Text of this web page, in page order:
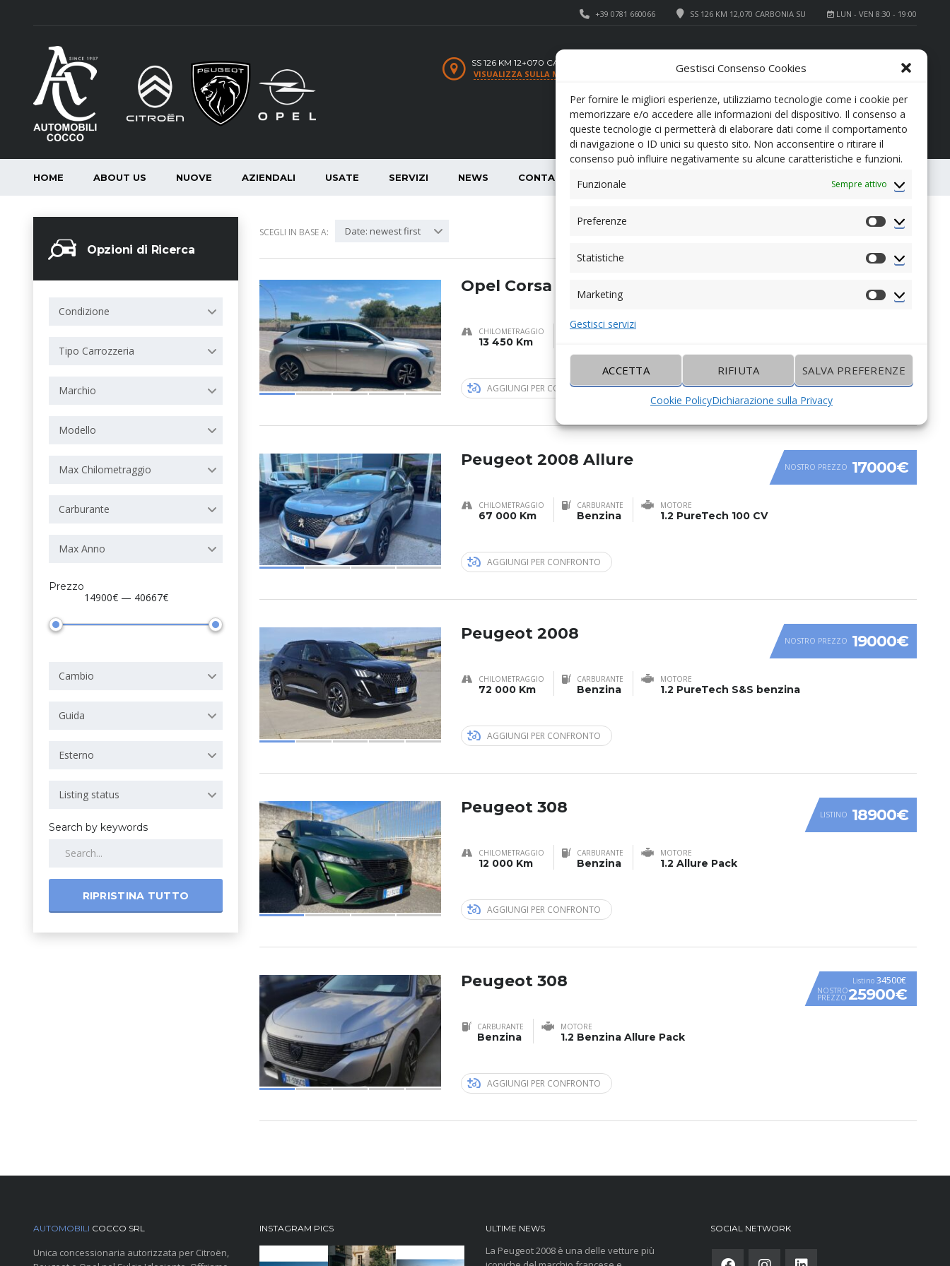
Gestisci Consenso Cookies
Per fornire le migliori esperienze, utilizziamo tecnologie come i cookie per
memorizzare e/o accedere alle informazioni del dispositivo. Il consenso a
queste tecnologie ci permetterà di elaborare dati come il comportamento
di navigazione o ID unici su questo sito. Non acconsentire o ritirare il
consenso può influire negativamente su alcune caratteristiche e funzioni.
Funzionale
Sempre attivo
Preferenze
Preferenze
Statistiche
Statistiche
Marketing
Marketing
Gestisci servizi
ACCETTA RIFIUTA SALVA PREFERENZE
Cookie PolicyDichiarazione sulla Privacy
LUN - VEN 8:30 - 19:00
SS 126 KM 12,070 CARBONIA SU
+39 0781 660066
SERVICE +39 0781 660066
SS 126 KM 12+070 CARBONIA SU
VISUALIZZA SULLA MAPPA
HOME ABOUT US NUOVE AZIENDALI USATE SERVIZI NEWS CONTATTI
Opzioni di Ricerca
Condizione
Tipo Carrozzeria
Marchio
Modello
Max Chilometraggio
Carburante
Max Anno
Prezzo
14900€ — 40667€
Cambio
Guida
Esterno
Listing status
Search by keywords
RIPRISTINA TUTTO
SCEGLI IN BASE A: Date: newest first
16000€
Opel Corsa
CHILOMETRAGGIO
13 450 Km
CARBURANTE
AGGIUNGI PER CONFRONTO
NOSTRO PREZZO 17000€
Peugeot 2008 Allure
CHILOMETRAGGIO
67 000 Km
CARBURANTE
Benzina
MOTORE
1.2 PureTech 100 CV
AGGIUNGI PER CONFRONTO
NOSTRO PREZZO 19000€
Peugeot 2008
CHILOMETRAGGIO
72 000 Km
CARBURANTE
Benzina
MOTORE
1.2 PureTech S&S benzina
AGGIUNGI PER CONFRONTO
LISTINO 18900€
Peugeot 308
CHILOMETRAGGIO
12 000 Km
CARBURANTE
Benzina
MOTORE
1.2 Allure Pack
AGGIUNGI PER CONFRONTO
Listino 34500€
NOSTRO
PREZZO 25900€
Peugeot 308
CARBURANTE
Benzina
MOTORE
1.2 Benzina Allure Pack
AGGIUNGI PER CONFRONTO
AUTOMOBILI COCCO SRL
Unica concessionaria autorizzata per Citroën,
INSTAGRAM PICS ULTIME NEWS
La Peugeot 2008 è una delle vetture più
SOCIAL NETWORK